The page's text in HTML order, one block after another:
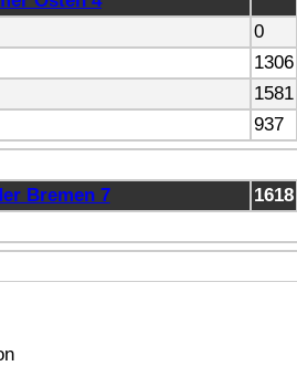
0
1306
1581
937
Bremen 7 1618